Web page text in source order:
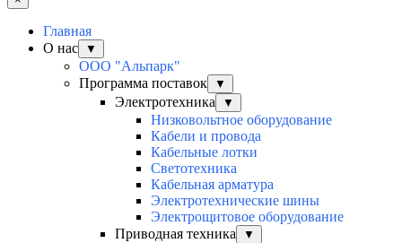
Главная
О нас
▼
ООО "Альпарк"
Программа поставок
▼
Электротехника ▼
Низковольтное оборудование
Кабели и провода
Кабельные лотки
Светотехника
Кабельная арматура
Электротехнические шины
Электрощитовое оборудование
Приводная техника
▼